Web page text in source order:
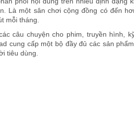
Là một sân chơi cộng đồng có đến
mỗi tháng.
câu chuyện cho phim, truyền hình,
cung cấp một bộ đầy đủ các sản
tiêu dùng.